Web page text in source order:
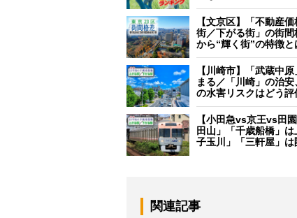
【文京区】「不動産
街／下がる街」の街
から“輝く街”の特徴と
【川崎市】「武蔵中
まる／「川崎」の治安
の水害リスクはどう評
【小田急vs京王vs田
田山」「千歳船橋」
子玉川」「三軒屋」は
関連記事